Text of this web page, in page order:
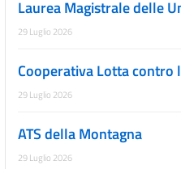
Laurea Magistrale delle
29 Luglio 2026
Cooperativa Lotta contro
29 Luglio 2026
ATS della Montagna
29 Luglio 2026